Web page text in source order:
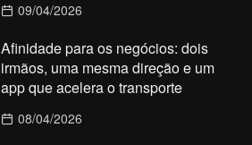
09/04/2026
Afinidade para os negócios: dois
irmãos, uma mesma direção e um
app que acelera o transporte
08/04/2026